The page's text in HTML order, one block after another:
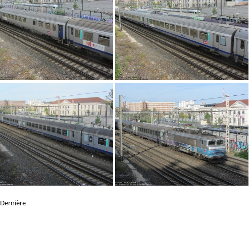
IMG 3522 IMG 3289
IMG 3338 IMG 3336
Dernière